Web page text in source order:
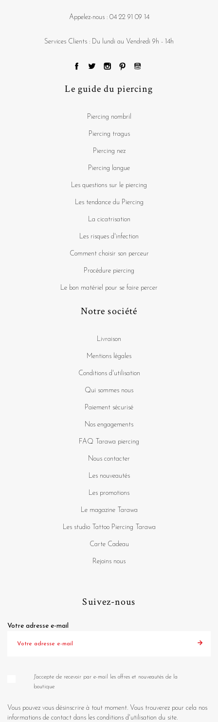
Appelez-nous : 04 22 91 09 14
Services Clients : Du lundi au Vendredi 9h - 14h
Le guide du piercing
Piercing nombril
Piercing tragus
Piercing nez
Piercing langue
Les questions sur le piercing
Les tendance du Piercing
La cicatrisation
Les risques d'infection
Comment choisir son perceur
Procédure piercing
Le bon matériel pour se faire percer
Notre société
Livraison
Mentions légales
Conditions d'utilisation
Qui sommes nous
Paiement sécurisé
Nos engagements
FAQ Tarawa piercing
Nous contacter
Les nouveautés
Les promotions
Le magazine Tarawa
Les studio Tattoo Piercing Tarawa
Carte Cadeau
Rejoins nous
Suivez-nous
Votre adresse e-mail
J'accepte de recevoir par e-mail les offres et nouveautés de la
boutique
Vous pouvez vous désinscrire à tout moment. Vous trouverez pour cela nos
informations de contact dans les conditions d'utilisation du site.